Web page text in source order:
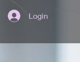
Login